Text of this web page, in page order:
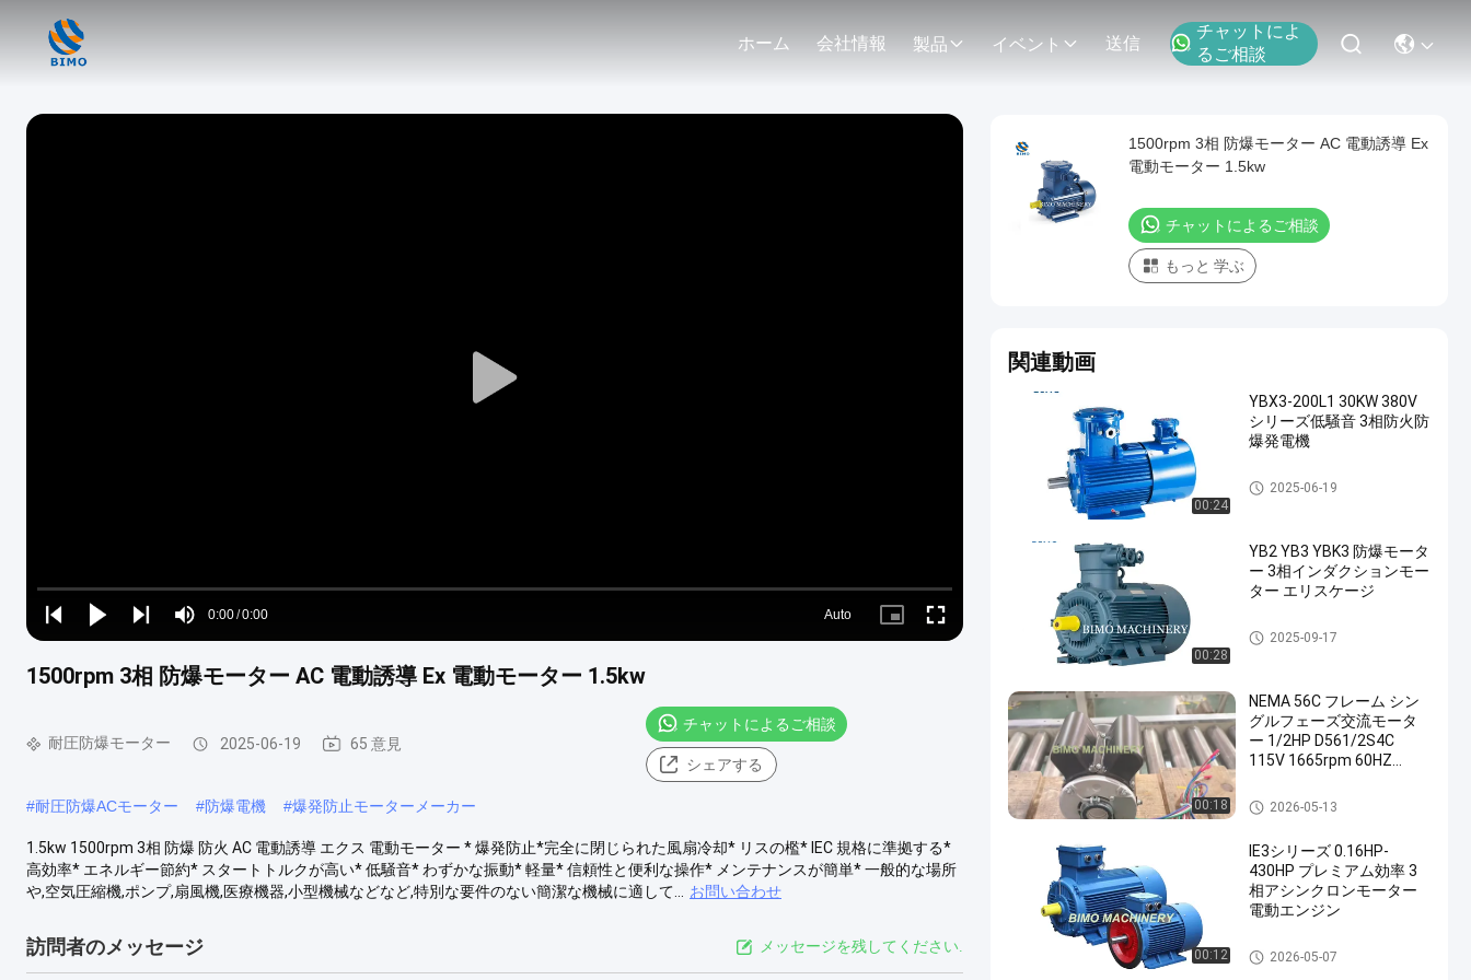
ホーム 会社情報 製品 イベント 送信
チャットによ
るご相談
Play
Play
Play
Play
Mute
Time
0:00/0:00
Loaded:
0%
Auto
Picture- Fullscreen
1500rpm 3相 防爆モーター AC 電動誘導 Ex 電動モーター 1.5kw
耐圧防爆モーター 2025-06-19 65 意見
チャットによるご相談
シェアする
#耐圧防爆ACモーター #防爆電機 #爆発防止モーターメーカー
1.5kw 1500rpm 3相 防爆 防火 AC 電動誘導 エクス 電動モーター * 爆発防止*完全に閉じられた風扇冷却* リスの檻* IEC 規格に準拠する*
高効率* エネルギー節約* スタートトルクが高い* 低騒音* わずかな振動* 軽量* 信頼性と便利な操作* メンテナンスが簡単* 一般的な場所
や,空気圧縮機,ポンプ,扇風機,医療機器,小型機械などなど,特別な要件のない簡潔な機械に適して...
お問い合わせ
訪問者のメッセージ メッセージを残してください.
1500rpm 3相 防爆モーター AC 電動誘導 Ex
電動モーター 1.5kw
チャットによるご相談
もっと 学ぶ
関連動画
00:24
YBX3-200L1 30KW 380V
シリーズ低騒音 3相防火防
爆発電機
耐圧防爆モーター
2025-06-19
00:28
YB2 YB3 YBK3 防爆モータ
ー 3相インダクションモー
ター エリスケージ
耐圧防爆モーター
2025-09-17
00:18
NEMA 56C フレーム シン
グルフェーズ交流モータ
ー 1/2HP D561/2S4C
115V 1665rpm 60HZ
電気モーター
NEMA標準モーター
2026-05-13
00:12
IE3シリーズ 0.16HP-
430HP プレミアム効率 3
相アシンクロンモーター
電動エンジン
AC電動機
2026-05-07